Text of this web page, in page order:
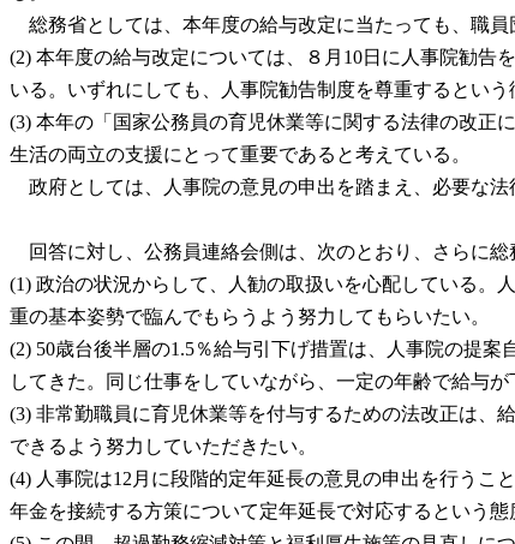
総務省としては、本年度の給与改定に当たっても、職員
(2) 本年度の給与改定については、８月10日に人事院勧告
いる。いずれにしても、人事院勧告制度を尊重するとい
(3) 本年の「国家公務員の育児休業等に関する法律の改正
生活の両立の支援にとって重要であると考えている。
政府としては、人事院の意見の申出を踏まえ、必要な法
回答に対し、公務員連絡会側は、次のとおり、さらに総
(1) 政治の状況からして、人勧の取扱いを心配している。
重の基本姿勢で臨んでもらうよう努力してもらいたい。
(2) 50歳台後半層の1.5％給与引下げ措置は、人事院の提
してきた。同じ仕事をしていながら、一定の年齢で給与
(3) 非常勤職員に育児休業等を付与するための法改正は、
できるよう努力していただきたい。
(4) 人事院は12月に段階的定年延長の意見の申出を行うこ
年金を接続する方策について定年延長で対応するという